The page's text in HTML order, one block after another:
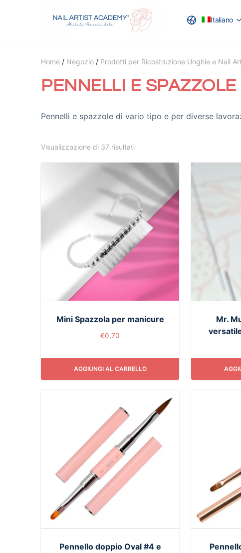
Italiano
Home / Negozio / Prodotti per Ricostruzione Unghie e Nail Art
PENNELLI E SPAZZOLE
Pennelli e spazzole di vario tipo e per diverse
Visualizzazione di 37 risultati
Mini Spazzola per manicure
€0,70
AGGIUNGI AL CARRELLO
Mr.
Pennello doppio Oval #4 e